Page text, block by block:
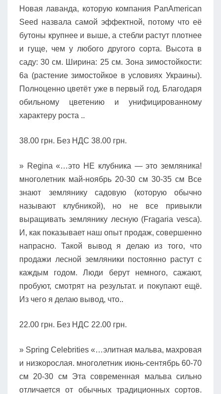
Новая лаванда, которую компания PanAmerican
Seed назвала самой эффектной, потому что её
бутоны крупнее и выше, а стебли растут плотнее
и гуще, чем у любого другого сорта. Высота в
саду: 30 см. Ширина: 25 см. Зона зимостойкости:
6а (растение зимостойкое в условиях Украины).
Полноценно цветёт уже в первый год. Благодаря
обильному цветению и унифицированному
характеру роста ..
38.00 грн. Без НДС 38.00 грн.
» Regina «…это НЕ клубника — это земляника!
многолетник май-ноябрь 20-30 см 30-35 см Все
знают землянику садовую (которую обычно
называют клубникой), но не все привыкли
выращивать землянику лесную (Fragaria vesca).
И, как показывает наш опыт продаж, совершенно
напрасно. Такой вывод я делаю из того, что
продажи лесной земляники постоянно растут с
каждым годом. Люди берут немного, сажают,
пробуют, смотрят на результат. и покупают ещё.
Из чего я делаю вывод, что..
22.00 грн. Без НДС 22.00 грн.
» Spring Celebrities «…элитная мальва, махровая
и низкорослая. многолетник июнь-сентябрь 60-70
см 20-30 см Эта современная мальва сильно
отличается от обычных традиционных сортов.